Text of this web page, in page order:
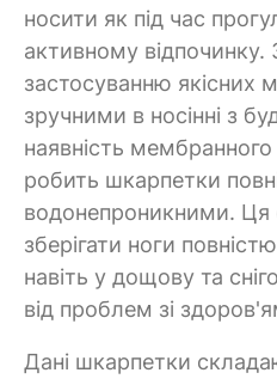
носити як під час
активному відпочинку.
застосуванню якісних
зручними в носінні з
наявність
робить шкарпетки
водонепроникними. Ця
зберігати ноги
навіть у дощову та
від проблем зі
Дані шкарпетки